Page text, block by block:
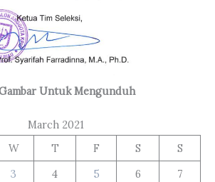
Untuk Mengunduh
March 2021
W T F S
S
3 4 5 6
7